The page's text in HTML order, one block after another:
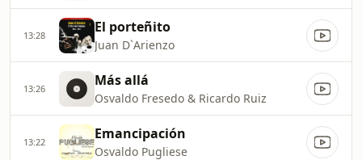
13:28 El porteñito
Juan D`Arienzo
13:26 Más allá
Osvaldo Fresedo & Ricardo Ruiz
13:22 Emancipación
Osvaldo Pugliese